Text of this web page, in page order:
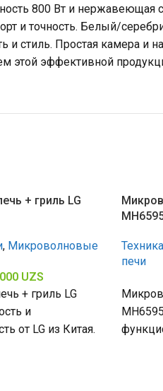
800 Вт и нержавеющая
и точность. Белый/
и стиль. Простая камера и
этой эффективной
+ гриль LG
, Микроволновые
UZS
+ гриль LG
и
от LG из Китая.
печи